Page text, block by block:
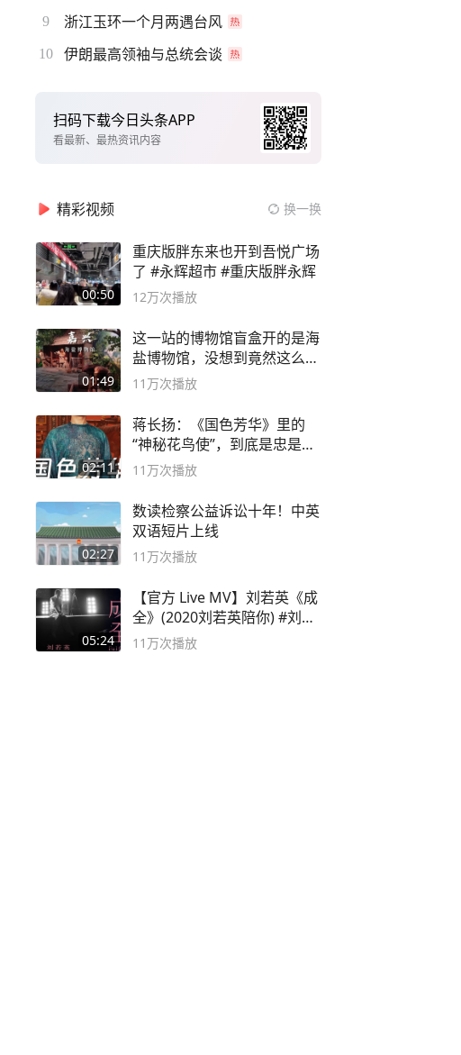
9 浙江玉环一个月两遇台风
10 伊朗最高领袖与总统会谈
扫码下载今日头条APP
看最新、最热资讯内容
精彩视频 换一换
00:50
重庆版胖东来也开到吾悦广场
了 #永辉超市 #重庆版胖永辉
12万次播放
01:49
这一站的博物馆盲盒开的是海
盐博物馆，没想到竟然这么好
逛！
11万次播放
02:11
蒋长扬：《国色芳华》里的
“神秘花鸟使”，到底是忠是
奸？
11万次播放
02:27
数读检察公益诉讼十年！中英
双语短片上线
11万次播放
05:24
【官方 Live MV】刘若英《成
全》(2020刘若英陪你) #刘若
英 #成全
11万次播放